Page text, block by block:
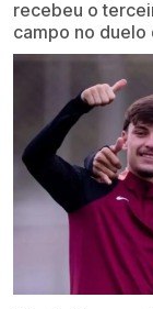
recebeu o
campo no duelo